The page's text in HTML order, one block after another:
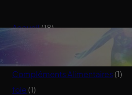
Accueil(18)
Compléments Alimentaires (1)
foie (1)